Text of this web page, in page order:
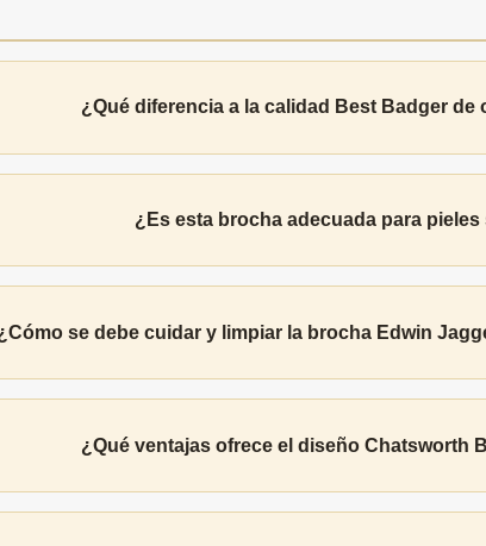
¿Qué diferencia a la calidad Best Badger
¿Es esta brocha adecuada para
se debe cuidar y limpiar la brocha Edwin
¿Qué ventajas ofrece el diseño Chatsworth